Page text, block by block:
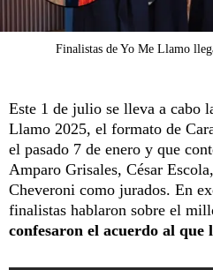
Finalistas de Yo Me Llamo
Este 1 de julio se lleva a cabo
Llamo 2025, el formato de
el pasado 7 de enero y que
Amparo Grisales, César
Cheveroni como jurados. En
finalistas hablaron sobre el
confesaron el acuerdo al que